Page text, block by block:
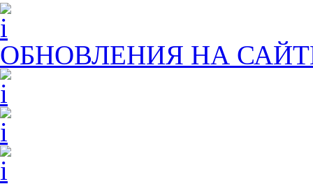
ОБНОВЛЕНИЯ НА